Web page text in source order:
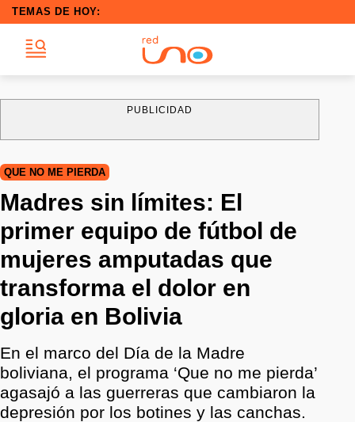
TEMAS DE HOY:
PUBLICIDAD
QUE NO ME PIERDA
Madres sin límites: El
primer equipo de fútbol de
mujeres amputadas que
transforma el dolor en
gloria en Bolivia
En el marco del Día de la Madre
boliviana, el programa ‘Que no me pierda’
agasajó a las guerreras que cambiaron la
depresión por los botines y las canchas.